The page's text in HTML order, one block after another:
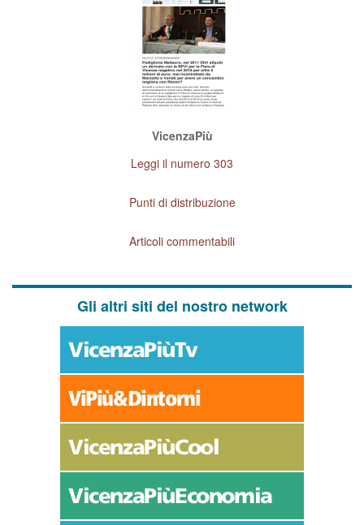
VicenzaPiù
Leggi il numero 303
Punti di distribuzione
Articoli commentabili
Gli altri siti del nostro network